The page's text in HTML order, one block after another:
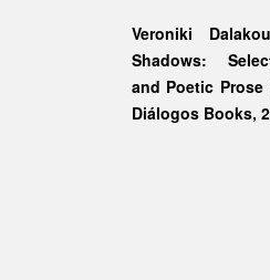
Veroniki
Shadows:
and Poetic Prose
Diálogos Books,